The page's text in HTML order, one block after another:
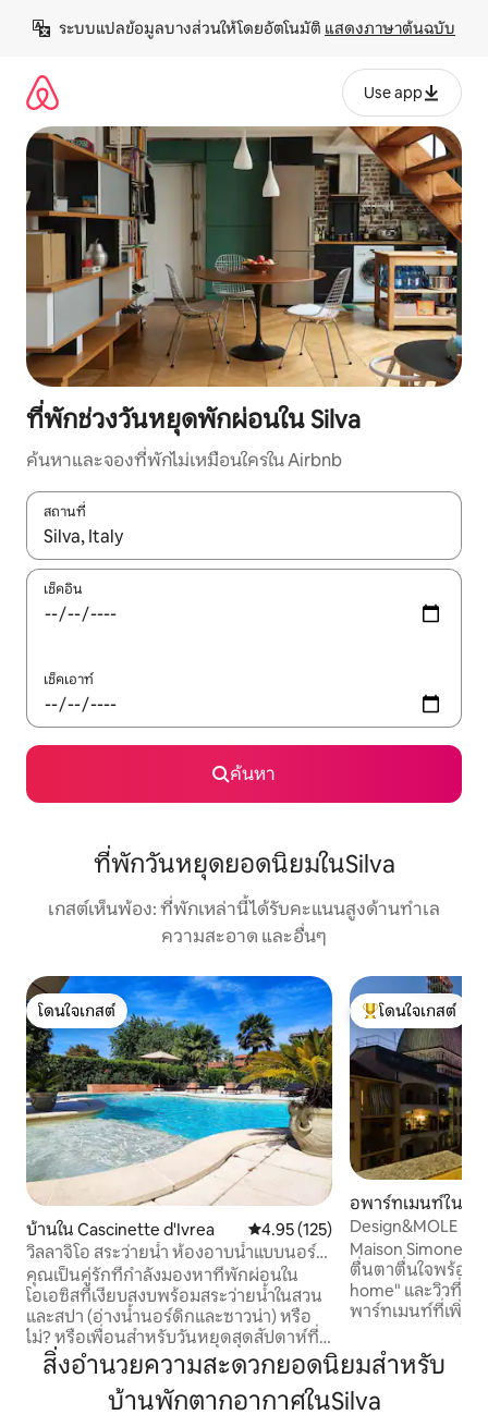
เนื้อหา
ระบบแปลข้อมูลบางส่วนให้โดยอัตโนมัติ แสดงภาษาต้นฉบับ
Use app
ที่พักช่วงวันหยุดพักผ่อนใน Silva
ค้นหาและจองที่พักไม่เหมือนใครใน Airbnb
สถานที่
ใช้ลูกศรขึ้นลง หรือใช้การสัมผัสหรือปัด เพื่อสำรวจผลการค้นหา
เช็คอิน
เช็คเอาท์
ค้นหา
ที่พักวันหยุดยอดนิยมในSilva
เกสต์เห็นพ้อง: ที่พักเหล่านี้ได้รับคะแนนสูงด้านทำเล
ความสะอาด และอื่นๆ
โดนใจเกสต์
โดนใจเกสต์
บ้านใน Cascinette d'Ivrea คะแนนเฉลี่ย 4.95 จาก 5, 125 รีวิว
4.95 (125)
วิลลาจิโอ สระว่ายน้ำ ห้องอาบน้ำแบบนอร์
ดิก ซาวน่า สำหรับใช้งานโดยเฉพาะ
คุณเป็นคู่รักที่กำลังมองหาที่พักผ่อนใน
โอเอซิสที่เงียบสงบพร้อมสระว่ายน้ำในสวน
และสปา (อ่างน้ำนอร์ดิกและซาวน่า) หรือ
ไม่? หรือเพื่อนสำหรับวันหยุดสุดสัปดาห์ที่
แตกต่างกัน? หรือสำหรับวันเกิด? หรือ
สำหรับวันครบรอบ? หรือจะเป็นของขวัญ
สำหรับวันหยุดสุดสัปดาห์ดีไหม? หรือกำลัง
โดนใจเกสต์ที่สุด
โดนใจเกสต์
อพาร์ทเมนท์ใน
Design&MOLE
เมืองตูริน
Maison Simone
ตื่นตาตื่นใจพร้อม
home" และวิวที่สว
พาร์ทเมนท์ที่เพิ่งไ
สบาย คุณสามารถเดินสำรวจ MOLE
ใจกลางเมืองที่มีค
ประวัติศาสตร์ พิพิ
จัตุรัส และมุมที่มีเ
สิ่งอำนวยความสะดวกยอดนิยมสำหรับ
บ้านพักตากอากาศในSilva